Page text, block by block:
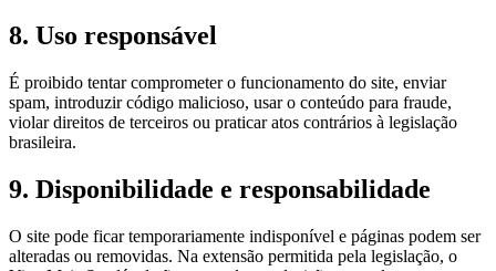
8. Uso responsável
É proibido tentar comprometer o funcionamento do site, enviar
spam, introduzir código malicioso, usar o conteúdo para fraude,
violar direitos de terceiros ou praticar atos contrários à legislação
brasileira.
9. Disponibilidade e responsabilidade
O site pode ficar temporariamente indisponível e páginas podem ser
alteradas ou removidas. Na extensão permitida pela legislação, o